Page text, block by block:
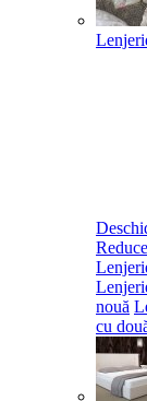
nouă
cu